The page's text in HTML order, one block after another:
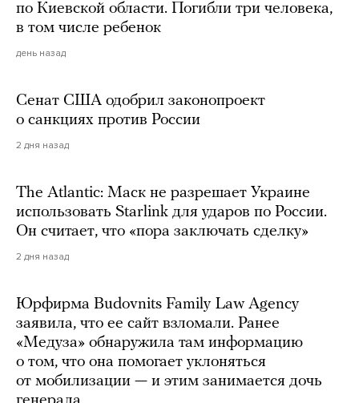
по Киевской области. Погибли три человека,
в том числе ребенок
день назад
Сенат США одобрил законопроект
о санкциях против России
2 дня назад
The Atlantic: Маск не разрешает Украине
использовать Starlink для ударов по России.
Он считает, что «пора заключать сделку»
2 дня назад
Юрфирма Budovnits Family Law Agency
заявила, что ее сайт взломали. Ранее
«Медуза» обнаружила там информацию
о том, что она помогает уклоняться
от мобилизации — и этим занимается дочь